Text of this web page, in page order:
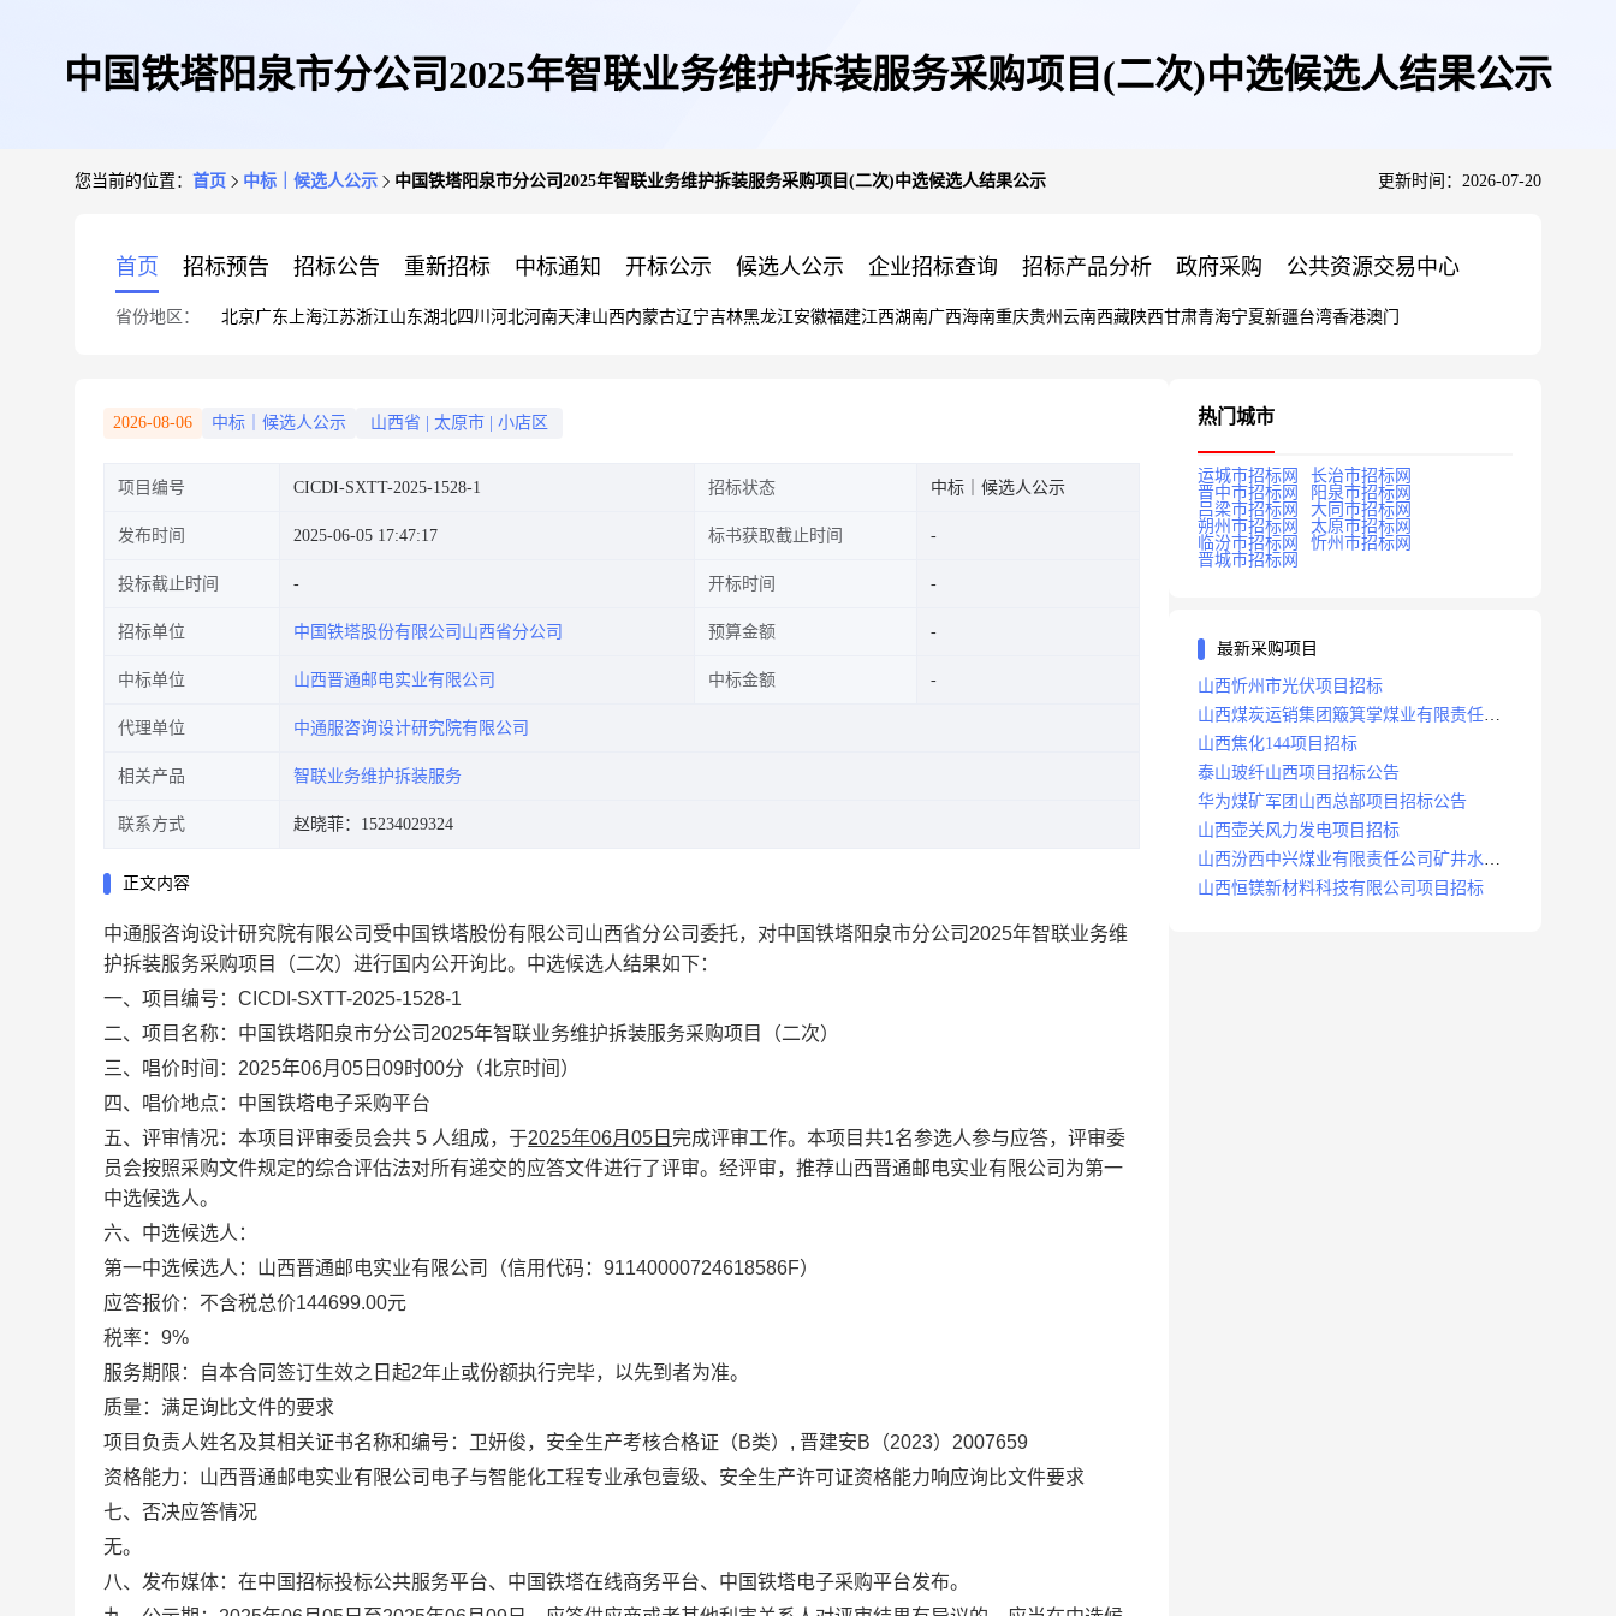
中国铁塔阳泉市分公司2025年智联业务维护拆装服务采购项目(二次)中选候选人结果公示
您当前的位置： 首页 中标｜候选人公示 中国铁塔阳泉市分公司2025年智联业务维护拆装服务采购项目(二次)中选候选人结果公示 更新时间：2026-07-20
首页 招标预告 招标公告 重新招标 中标通知 开标公示 候选人公示 企业招标查询 招标产品分析 政府采购 公共资源交易中心
省份地区： 北京广东 上海江苏浙江山东湖北四川 河北河南天津山西内蒙古辽宁吉林黑龙江安徽福建江西湖南广西海南重庆贵州 云南西藏陕西甘肃青海宁夏新疆台湾香港澳门
2026-08-06 中标｜候选人公示 山西省 太原市 小店区
项目编号 CICDI-SXTT-2025-1528-1 招标状态 中标｜候选人公示
发布时间 2025-06-05 17:47:17 标书获取截止时间
投标截止时间 开标时间
招标单位 中国铁塔股份有限公司山西省分公司 预算金额
中标单位 山西晋通邮电实业有限公司 中标金额
代理单位 中通服咨询设计研究院有限公司
相关产品 智联业务维护拆装服务
联系方式 赵晓菲：15234029324
正文内容
中通服咨询设计研究院有限公司受中国铁塔股份有限公司山西省分公司委托， 对中国铁塔阳泉市分公司 2025年智联业务维
护拆装服务采购项目（二次） 进行国内公开询比。 中选候选人结果如下：
一、项目编号： CICDI-SXTT-2025-1528-1
二、项目名称： 中国铁塔阳泉市分公司 2025年智联业务维护拆装服务采购项目（二次）
三、唱价时间： 2025年06月 05 日 09时00分（北京时间）
四、唱价地点：中国铁塔电子采购平台
五、 评审情况：本项目评审委员会共 5 人组成，于2025年06月 05 日 完成评审工作。 本项目共1名参选人参与应答，评审委
员会按照采购文件规定的综合评估法对所有递交的应答文件进行了评审。 经评审，推荐山西晋通邮电实业有限公司为第一
中选候选人。
六、中选候选人：
第一中选候选人： 山西晋通邮电实业有限公司（信用代码： 91140000724618586F）
应答报价：不含税总价144699.00元
税率： 9%
服务期限：自本合同签订生效之日起2年止或份额执行完毕，以先到者为准。
质量：满足询比文件的要求
项目负责人姓名及其相关证书名称和编号：卫妍俊，安全生产考核合格证（B类） , 晋建安B （2023） 2007659
资格能力：山西晋通邮电实业有限公司电子与智能化工程专业承包壹级、安全生产许可证资格能力响应询比文件要求
七、否决应答情况
无。
八、发布媒体：在中国招标投标公共服务平台、中国铁塔在线商务平台、中国铁塔电子采购平台发布。
热门城市
运城市招标网
长治市招标网
晋中市招标网
阳泉市招标网
吕梁市招标网
大同市招标网
朔州市招标网
太原市招标网
临汾市招标网
忻州市招标网
晋城市招标网
最新采购项目
山西忻州市光伏项目招标
山西煤炭运销集团簸箕掌煤业有限责任公
司井田地面三维地震勘探项目招标
山西焦化144项目招标
泰山玻纤山西项目招标公告
华为煤矿军团山西总部项目招标公告
山西壶关风力发电项目招标
山西汾西中兴煤业有限责任公司矿井水处
理站升级改造项目招标
山西恒镁新材料科技有限公司项目招标